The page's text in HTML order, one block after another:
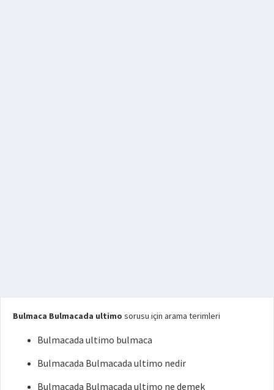
Bulmaca Bulmacada ultimo sorusu için arama terimleri
Bulmacada ultimo bulmaca
Bulmacada Bulmacada ultimo nedir
Bulmacada Bulmacada ultimo ne demek